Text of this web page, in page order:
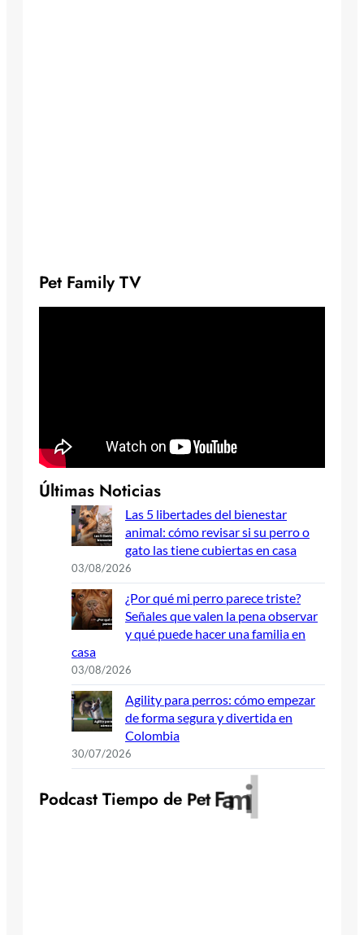
Pet Family TV
Últimas Noticias
Las 5 libertades del bienestar
animal: cómo revisar si su perro o
gato las tiene cubiertas en casa
03/08/2026
¿Por qué mi perro parece triste?
Señales que valen la pena observar
y qué puede hacer una familia en
casa
03/08/2026
Agility para perros: cómo empezar
de forma segura y divertida en
Colombia
30/07/2026
Podcast Tiempo de PetFamil